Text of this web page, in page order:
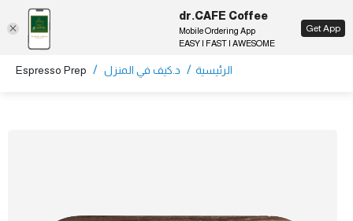
EN
الرئيسية / د.كيف في المنزل /
Espresso Prep
dr.CAFE Coffee
Mobile Ordering App
EASY | FAST | AWESOME
Get App